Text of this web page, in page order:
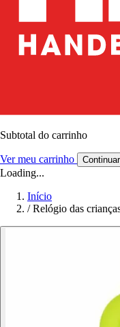
Subtotal do carrinho
Ver meu carrinho
Loading...
Início
/ Relógio das